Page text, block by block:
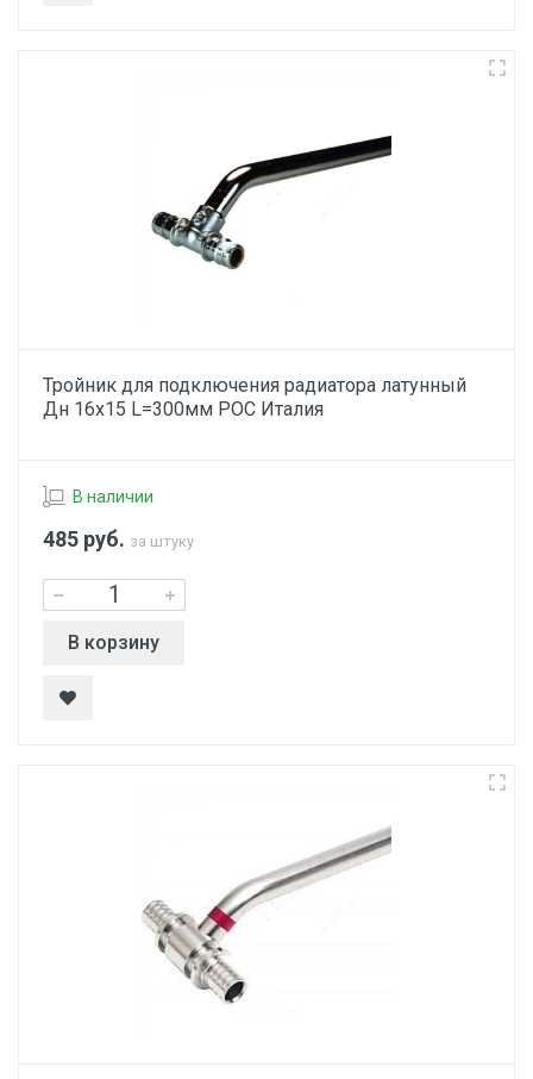
Тройник для подключения радиатора латунный
Дн 16х15 L=300мм РОС Италия
В наличии
485 руб. за штуку
В корзину